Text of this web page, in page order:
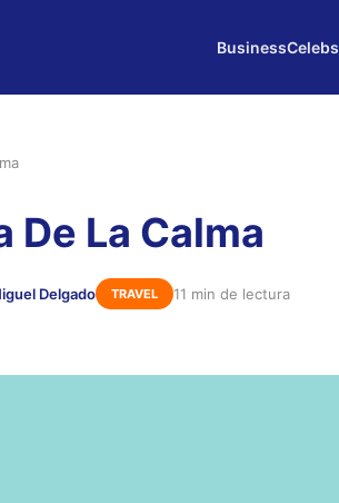
BusinessCelebs
De La Calma
Delgado TRAVEL 11 min de lectura